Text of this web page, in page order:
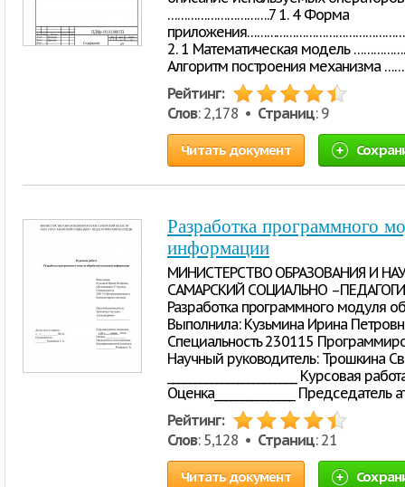
………………………….7 1. 4 Форма
2. 1 Математическая модель
Алгоритм построения механизма
Рейтинг:
Слов: 2,178 • Страниц: 9
Читать документ
Разработка программного
информации
МИНИСТЕРСТВО ОБРАЗОВАНИЯ И
САМАРСКИЙ СОЦИАЛЬНО
Разработка программного модуля
Выполнила: Кузьмина Ирина
Специальность 230115
Научный руководитель: Трошкина
________________________ Курсовая
Оценка_______________ Председатель
Рейтинг:
Слов: 5,128 • Страниц: 21
Читать документ